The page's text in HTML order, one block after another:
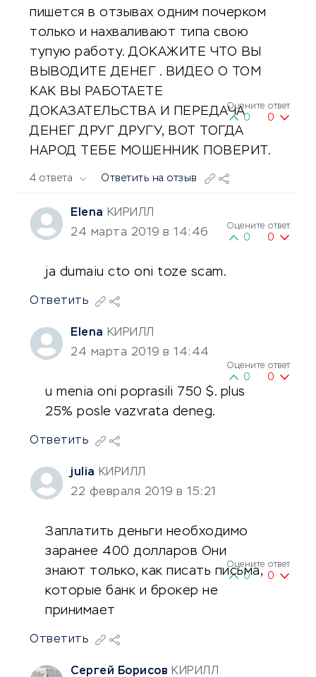
пишется в отзывах одним почерком
только и нахваливают типа свою
тупую работу. ДОКАЖИТЕ ЧТО ВЫ
ВЫВОДИТЕ ДЕНЕГ . ВИДЕО О ТОМ
КАК ВЫ РАБОТАЕТЕ
ДОКАЗАТЕЛЬСТВА И ПЕРЕДАЧА
ДЕНЕГ ДРУГ ДРУГУ, ВОТ ТОГДА
НАРОД ТЕБЕ МОШЕННИК ПОВЕРИТ.
4 ответа Ответить на отзыв
Сергей Борисов КИРИЛЛ
Оцените ответ
0 0
julia КИРИЛЛ
22 февраля 2019 в 15:21
Оцените ответ
0 0
Заплатить деньги необходимо
заранее 400 долларов Они
знают только, как писать письма,
которые банк и брокер не
принимаeт
Ответить
Elena КИРИЛЛ
24 марта 2019 в 14:44
Оцените ответ
0 0
u menia oni poprasili 750 $. plus
25% posle vazvrata deneg.
Ответить
Elena КИРИЛЛ
24 марта 2019 в 14:46
Оцените ответ
0 0
ja dumaiu cto oni toze scam.
Ответить